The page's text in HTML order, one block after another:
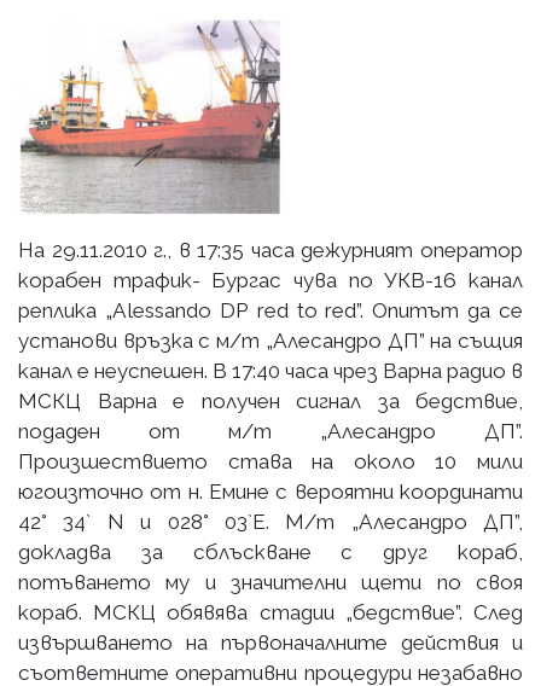
На 29.11.2010 г., в 17:35 часа дежурният оператор
корабен трафик- Бургас чува по УКВ-16 канал
реплика „Alessando DP red to red”. Опитът да се
установи връзка с м/т „Алесандро ДП” на същия
канал е неуспешен. В 17:40 часа чрез Варна радио в
МСКЦ Варна е получен сигнал за бедствие,
подаден от м/т „Алесандро ДП”.
Произшествието става на около 10 мили
югоизточно от н. Емине с вероятни координати
42° 34` N и 028° 03`Е. М/т „Алесандро ДП”,
докладва за сблъскване с друг кораб,
потъването му и значителни щети по своя
кораб. МСКЦ обявява стадии „бедствие”. След
извършването на първоначалните действия и
съответните оперативни процедури незабавно